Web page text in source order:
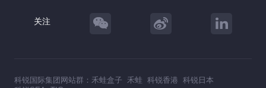
关注
科锐国际集团网站群： 禾蛙盒子 禾蛙 科锐香港 科锐日本